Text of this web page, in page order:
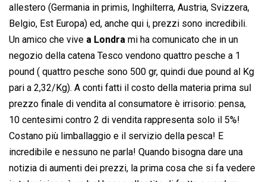
allestero (Germania in primis, Inghilterra, Austria, Svizzera,
Belgio, Est Europa) ed, anche qui i, prezzi sono incredibili.
Un amico che vive a Londra mi ha comunicato che in un
negozio della catena Tesco vendono quattro pesche a 1
pound ( quattro pesche sono 500 gr, quindi due pound al Kg
pari a 2,32/Kg). A conti fatti il costo della materia prima sul
prezzo finale di vendita al consumatore è irrisorio: pensa,
10 centesimi contro 2 di vendita rappresenta solo il 5%!
Costano più limballaggio e il servizio della pesca! E
incredibile e nessuno ne parla! Quando bisogna dare una
notizia di aumenti dei prezzi, la prima cosa che si fa vedere